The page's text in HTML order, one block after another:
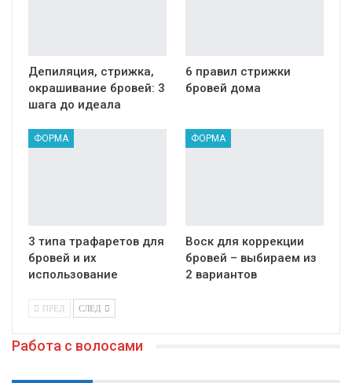
Депиляция, стрижка,
окрашивание бровей: 3
шага до идеала
6 правил стрижки
бровей дома
ФОРМА
3 типа трафаретов для
бровей и их
использование
ФОРМА
Воск для коррекции
бровей – выбираем из
2 вариантов
ПРЕД СЛЕД
Работа с волосами